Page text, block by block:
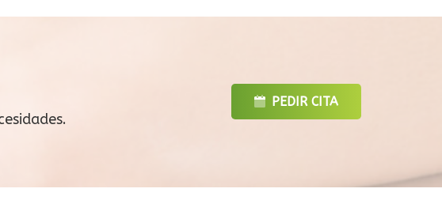
PEDIR CITA